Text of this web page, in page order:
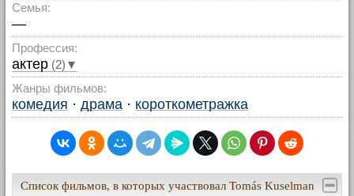
Семья:
—
Профессия:
актер (2)▼
Жанры фильмов:
комедия · драма · короткометражка
Список фильмов, в которых участвовал Tomás Kuselman